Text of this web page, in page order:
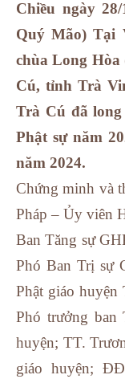
Chiều ngày
Quý Mão) Tại
chùa Long
Cú, tỉnh Trà
Trà Cú đã
Phật sự năm
năm 2024.
Chứng minh và
Pháp – Ủy viên
Ban Tăng sự
Phó Ban Trị sự
Phật giáo
Phó trưởng ban
huyện; TT.
giáo huyện;